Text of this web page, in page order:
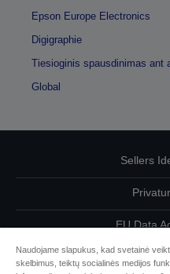
Epson Europe Electronics
Digigraphie
Tiesioginis spausdinimas ant
Global
Sellers
EU Data
Susisiekite su
Naudojame slapukus, kad svetainė
skelbimus, teiktų socialinės medijos